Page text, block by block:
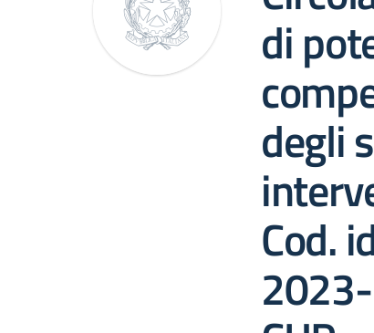
di
degli
Cod.